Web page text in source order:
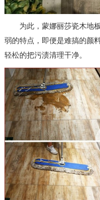
为此，蒙娜丽莎瓷木地
弱的特点，即便是难搞的颜
轻松的把污渍清理干净。